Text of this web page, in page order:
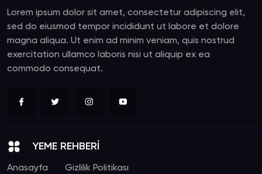
Lorem ipsum dolor sit amet, consectetur adipiscing elit,
sed do eiusmod tempor incididunt ut labore et dolore
magna aliqua. Ut enim ad minim veniam, quis nostrud
exercitation ullamco laboris nisi ut aliquip ex ea
commodo consequat.
YEME REHBERİ
Anasayfa Gizlilik Politikası